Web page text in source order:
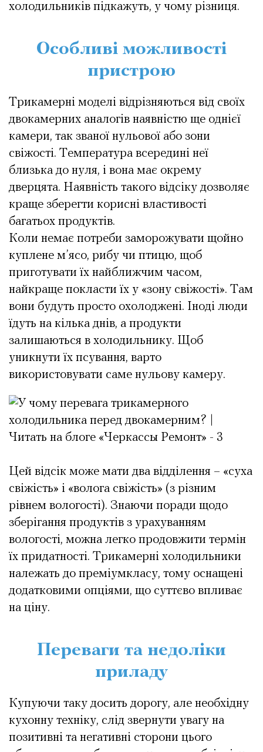
холодильників підкажуть, у чому різниця.
Особливі можливості
пристрою
Трикамерні моделі відрізняються від своїх
двокамерних аналогів наявністю ще однієї
камери, так званої нульової або зони
свіжості. Температура всередині неї
близька до нуля, і вона має окрему
дверцята. Наявність такого відсіку дозволяє
краще зберегти корисні властивості
багатьох продуктів.
Коли немає потреби заморожувати щойно
куплене м’ясо, рибу чи птицю, щоб
приготувати їх найближчим часом,
найкраще покласти їх у «зону свіжості». Там
вони будуть просто охолоджені. Іноді люди
їдуть на кілька днів, а продукти
залишаються в холодильнику. Щоб
уникнути їх псування, варто
використовувати саме нульову камеру.
Цей відсік може мати два відділення – «суха
свіжість» і «волога свіжість» (з різним
рівнем вологості). Знаючи поради щодо
зберігання продуктів з урахуванням
вологості, можна легко продовжити термін
їх придатності. Трикамерні холодильники
належать до преміумкласу, тому оснащені
додатковими опціями, що суттєво впливає
на ціну.
Переваги та недоліки
приладу
Купуючи таку досить дорогу, але необхідну
кухонну техніку, слід звернути увагу на
позитивні та негативні сторони цього